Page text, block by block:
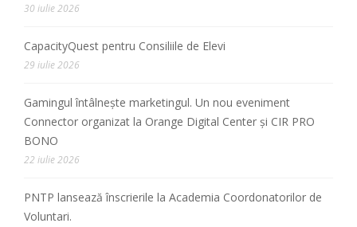
30 iulie 2026
CapacityQuest pentru Consiliile de Elevi
29 iulie 2026
Gamingul întâlnește marketingul. Un nou eveniment
Connector organizat la Orange Digital Center și CIR PRO
BONO
22 iulie 2026
PNTP lansează înscrierile la Academia Coordonatorilor de
Voluntari.